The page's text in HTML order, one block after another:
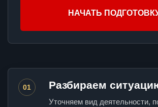
НАЧАТЬ
01 Разбираем
Уточняем вид деятельности,